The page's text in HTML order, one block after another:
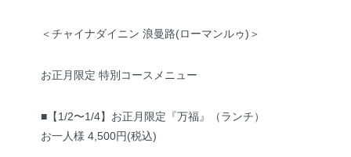
＜チャイナダイニン 浪曼路(ローマンルゥ)＞
お正月限定 特別コースメニュー
■【1/2〜1/4】お正月限定『万福』（ランチ）
お一人様 4,500円(税込)